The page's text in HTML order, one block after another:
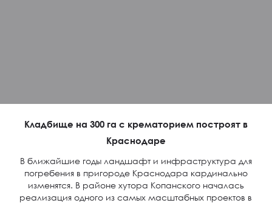
Кладбище на 300 га с крематорием построят в
Краснодаре
В ближайшие годы ландшафт и инфраструктура для
погребения в пригороде Краснодара кардинально
изменятся. В районе хутора Копанского началась
реализация одного из самых масштабных проектов в